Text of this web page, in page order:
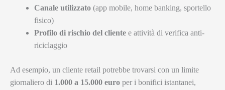
Canale utilizzato (app mobile, home banking, sportello
fisico)
Profilo di rischio del cliente e attività di verifica anti-
riciclaggio
Ad esempio, un cliente retail potrebbe trovarsi con un limite
giornaliero di 1.000 a 15.000 euro per i bonifici istantanei,